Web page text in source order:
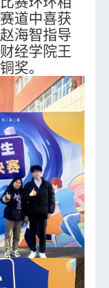
道中喜获
海智指导
财经学院王
奖。